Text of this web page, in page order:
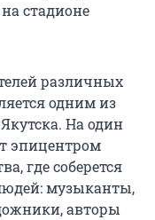
стадионе
различных
одним из
На один
эпицентром
где соберется
музыканты,
авторы